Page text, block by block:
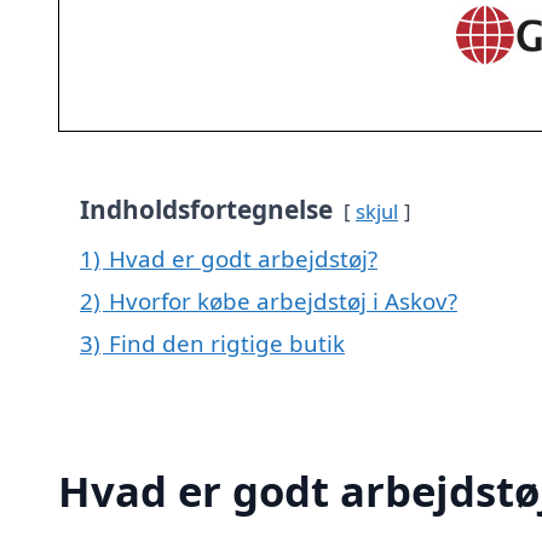
Indholdsfortegnelse skjul
1) Hvad er godt arbejdstøj?
2) Hvorfor købe arbejdstøj i Askov?
3) Find den rigtige butik
Hvad er godt